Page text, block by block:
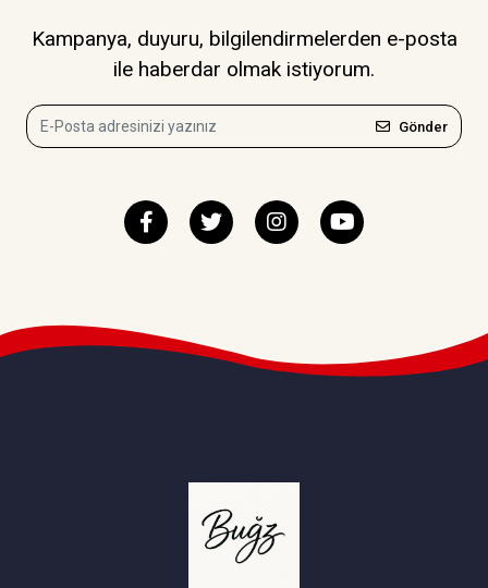
Kampanya, duyuru, bilgilendirmelerden e-posta
ile haberdar olmak istiyorum.
Gönder